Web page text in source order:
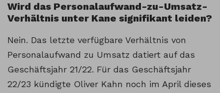
Wird das Personalaufwand-zu-Umsatz-
Verhältnis unter Kane signifikant leiden?
Nein. Das letzte verfügbare Verhältnis von
Personalaufwand zu Umsatz datiert auf das
Geschäftsjahr 21/22. Für das Geschäftsjahr
22/23 kündigte Oliver Kahn noch im April dieses